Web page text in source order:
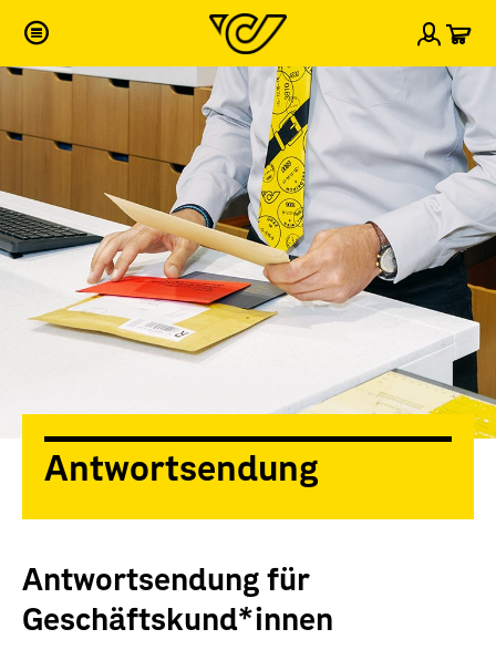
Antwortsendung
Antwortsendung für
Geschäftskund*innen